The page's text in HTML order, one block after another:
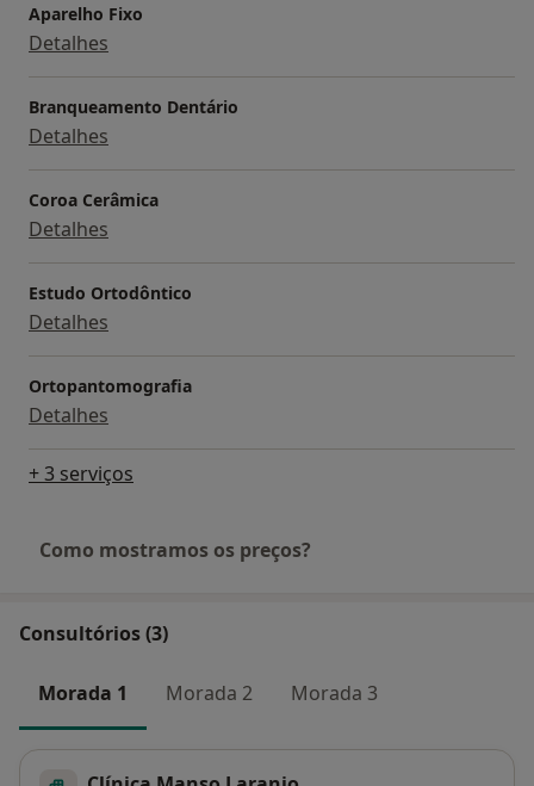
Aparelho Fixo
Detalhes
Branqueamento Dentário
Detalhes
Coroa Cerâmica
Detalhes
Estudo Ortodôntico
Detalhes
Ortopantomografia
Detalhes
+ 3 serviços
Como mostramos os preços?
Consultórios (3)
Morada 1 Morada 2 Morada 3